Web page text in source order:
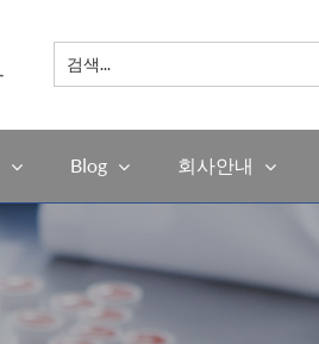
검
색
Blog 회사안내